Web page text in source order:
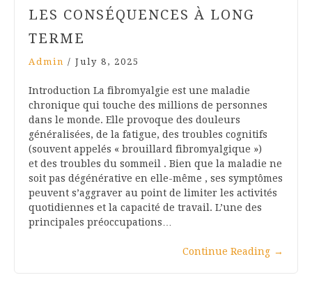
LES CONSÉQUENCES À LONG
TERME
Admin / July 8, 2025
Introduction La fibromyalgie est une maladie
chronique qui touche des millions de personnes
dans le monde. Elle provoque des douleurs
généralisées, de la fatigue, des troubles cognitifs
(souvent appelés « brouillard fibromyalgique »)
et des troubles du sommeil . Bien que la maladie ne
soit pas dégénérative en elle-même , ses symptômes
peuvent s’aggraver au point de limiter les activités
quotidiennes et la capacité de travail. L’une des
principales préoccupations…
Continue Reading →